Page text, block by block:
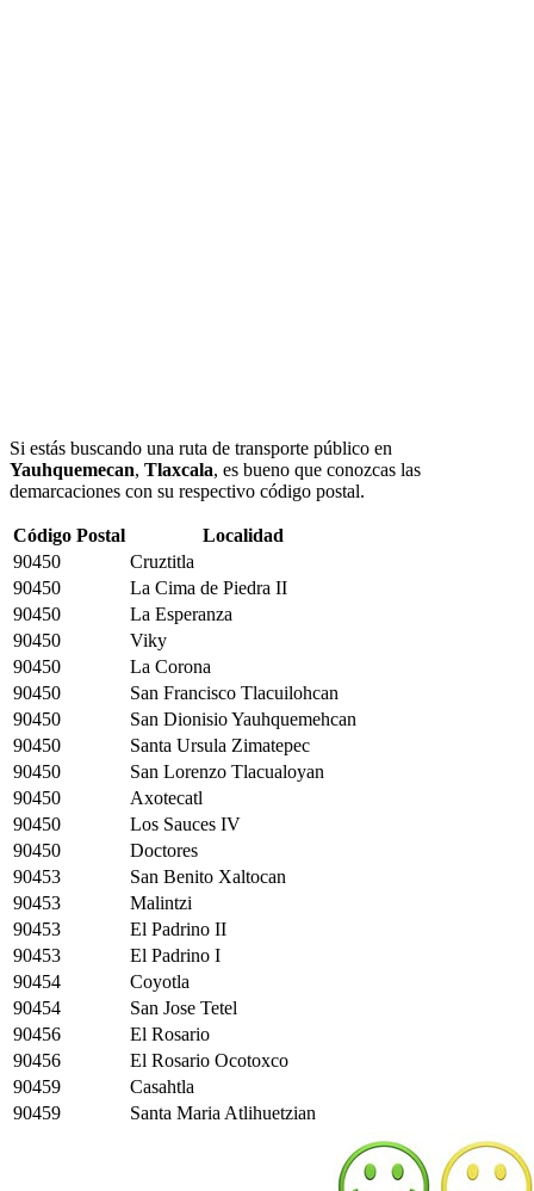
Si estás buscando una ruta de transporte público en
Yauhquemecan, Tlaxcala, es bueno que conozcas las
demarcaciones con su respectivo código postal.
Código Postal
Localidad
90450
Cruztitla
90450
La Cima de Piedra II
90450
La Esperanza
90450
Viky
90450
La Corona
90450
San Francisco Tlacuilohcan
90450
San Dionisio Yauhquemehcan
90450
Santa Ursula Zimatepec
90450
San Lorenzo Tlacualoyan
90450
Axotecatl
90450
Los Sauces IV
90450
Doctores
90453
San Benito Xaltocan
90453
Malintzi
90453
El Padrino II
90453
El Padrino I
90454
Coyotla
90454
San Jose Tetel
90456
El Rosario
90456
El Rosario Ocotoxco
90459
Casahtla
90459
Santa Maria Atlihuetzian